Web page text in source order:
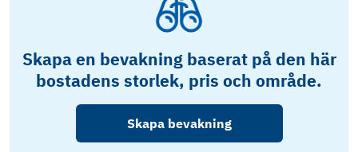
Skapa en bevakning baserat på den här
bostadens storlek, pris och område.
Skapa bevakning